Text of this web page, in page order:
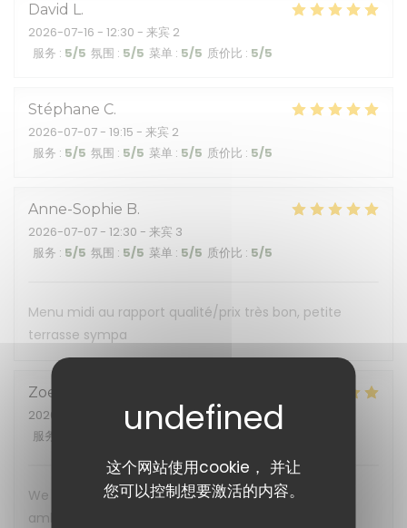
这个网站使用cookie， 并让
您可以控制想要激活的内容。
David L
2026-07-16 - 12:30 - 来宾 2
服务 : 5/5 氛围 : 5/5 菜单 : 5/5 质价比 : 5/5
Stéphane C
2026-07-07 - 19:15 - 来宾 2
服务 : 5/5 氛围 : 5/5 菜单 : 5/5 质价比 : 5/5
Anne-Sophie B
2026-07-07 - 12:30 - 来宾 3
服务 : 5/5 氛围 : 5/5 菜单 : 5/5 质价比 : 5/5
Menu midi au rapport qualité/prix très bon, petite
terrasse sympa
Zoe
2026-07-02
- 21:00 - 来宾 3
服务
We loved our experience! Food, wine, service and
ambience all excellent!